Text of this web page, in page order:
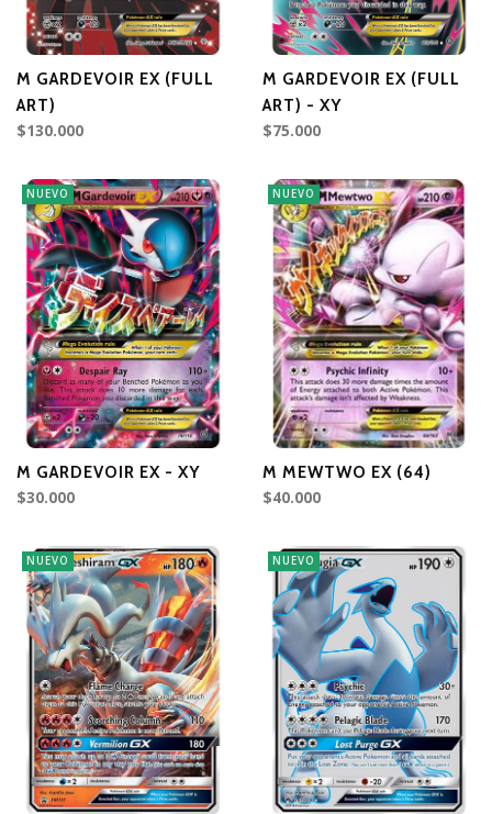
M GARDEVOIR EX (FULL
ART)
$130.000
M GARDEVOIR EX (FULL
ART) - XY
$75.000
NUEVO
M GARDEVOIR EX - XY
$30.000
NUEVO
M MEWTWO EX (64)
$40.000
NUEVO NUEVO